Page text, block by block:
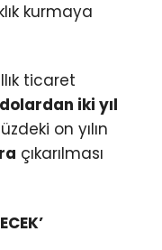
kurmaya
ticaret
iki yıl
on yılın
çıkarılması